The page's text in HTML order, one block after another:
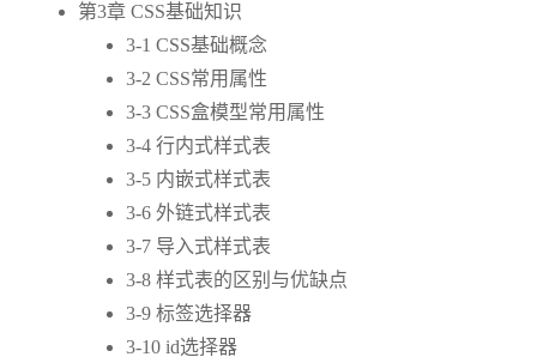
第3章 CSS基础知识
3-1 CSS基础概念
3-2 CSS常用属性
3-3 CSS盒模型常用属性
3-4 行内式样式表
3-5 内嵌式样式表
3-6 外链式样式表
3-7 导入式样式表
3-8 样式表的区别与优缺点
3-9 标签选择器
3-10 id选择器